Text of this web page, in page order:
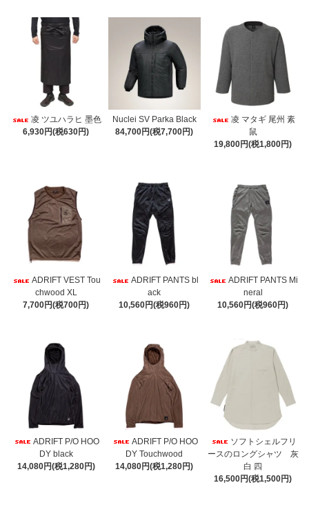
凌 ツユハラヒ 墨色
6,930円(税630円)
Nuclei SV Parka Black
84,700円(税7,700円)
凌 マタギ 尾州 素
鼠
19,800円(税1,800円)
ADRIFT VEST Tou
chwood XL
7,700円(税700円)
ADRIFT PANTS bl
ack
10,560円(税960円)
ADRIFT PANTS Mi
neral
10,560円(税960円)
ADRIFT P/O HOO
DY black
14,080円(税1,280円)
ADRIFT P/O HOO
DY Touchwood
14,080円(税1,280円)
ソフトシェルフリ
ースのロングシャツ 灰
白 四
16,500円(税1,500円)